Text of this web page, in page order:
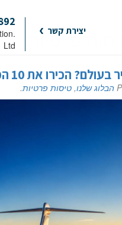
יצירת קשר
Ltd
פרטיות
את 10 המטוסים המובילים
הבלוג שלנו, טיסות פרטיות.